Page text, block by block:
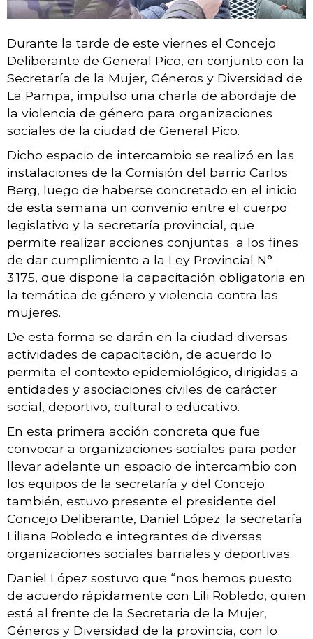
Durante la tarde de este viernes el Concejo
Deliberante de General Pico, en conjunto con la
Secretaría de la Mujer, Géneros y Diversidad de
La Pampa, impulso una charla de abordaje de
la violencia de género para organizaciones
sociales de la ciudad de General Pico.
Dicho espacio de intercambio se realizó en las
instalaciones de la Comisión del barrio Carlos
Berg, luego de haberse concretado en el inicio
de esta semana un convenio entre el cuerpo
legislativo y la secretaría provincial, que
permite realizar acciones conjuntas a los fines
de dar cumplimiento a la Ley Provincial N°
3.175, que dispone la capacitación obligatoria en
la temática de género y violencia contra las
mujeres.
De esta forma se darán en la ciudad diversas
actividades de capacitación, de acuerdo lo
permita el contexto epidemiológico, dirigidas a
entidades y asociaciones civiles de carácter
social, deportivo, cultural o educativo.
En esta primera acción concreta que fue
convocar a organizaciones sociales para poder
llevar adelante un espacio de intercambio con
los equipos de la secretaría y del Concejo
también, estuvo presente el presidente del
Concejo Deliberante, Daniel López; la secretaría
Liliana Robledo e integrantes de diversas
organizaciones sociales barriales y deportivas.
Daniel López sostuvo que “nos hemos puesto
de acuerdo rápidamente con Lili Robledo, quien
está al frente de la Secretaria de la Mujer,
Géneros y Diversidad de la provincia, con lo